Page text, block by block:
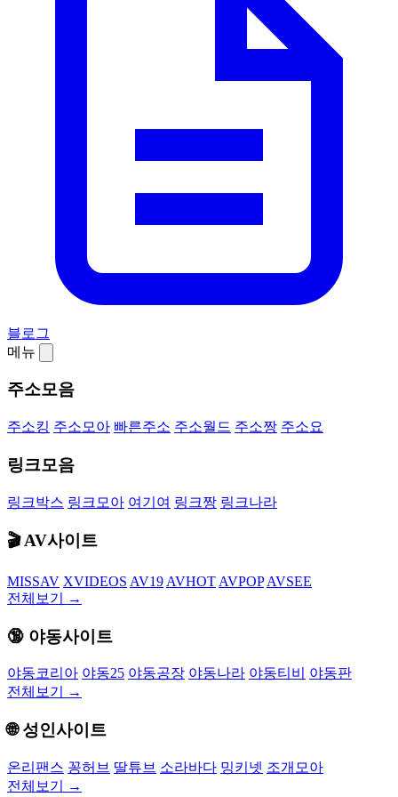
블로그
메뉴
주소모음
주소킹 주소모아 빠른주소 주소월드 주소짱 주소요
링크모음
링크박스 링크모아 여기여 링크짱 링크나라
🎬 AV사이트
MISSAV XVIDEOS AV19 AVHOT AVPOP AVSEE
전체보기 →
🔞 야동사이트
야동코리아 야동25 야동공장 야동나라 야동티비
야동판
전체보기 →
🌐 성인사이트
온리팬스 꽁허브 딸튜브 소라바다 밍키넷 조개모아
전체보기 →